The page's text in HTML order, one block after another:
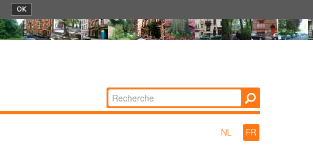
OK
Chercher par
Recherche
NL FR